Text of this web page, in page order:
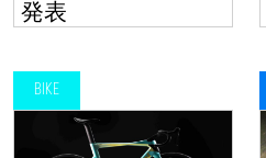
発表
BIKE